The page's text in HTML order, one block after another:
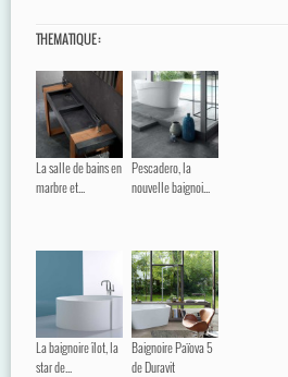
THEMATIQUE :
La salle de bains en
marbre et...
Pescadero, la
nouvelle baignoi...
La baignoire îlot, la
star de...
Baignoire Païova 5
de Duravit